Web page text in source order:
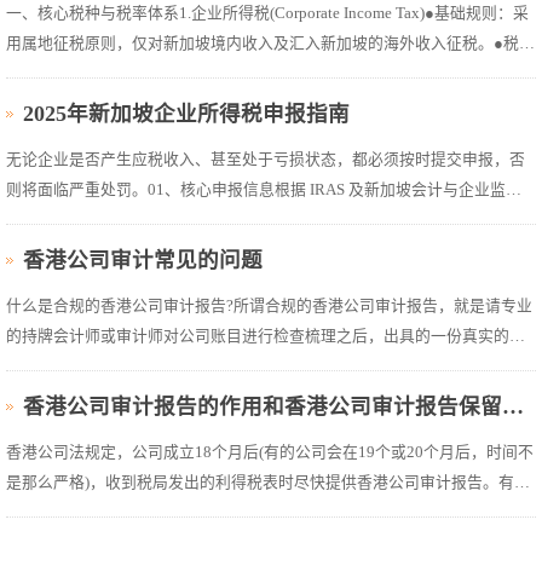
一、核心税种与税率体系1.企业所得税(Corporate Income Tax)●基础规则：采
用属地征税原则，仅对新加坡境内收入及汇入新加坡的海外收入征税。●税率
结构：▶标准税率 17%(全球最低之一);▶2025 年新政：全球年营收超 7.5 亿
欧元的跨国企业(MNEs)需遵守 15% 全球最低有效税率。●关键豁免：...
2025年新加坡企业所得税申报指南
无论企业是否产生应税收入、甚至处于亏损状态，都必须按时提交申报，否
则将面临严重处罚。01、核心申报信息根据 IRAS 及新加坡会计与企业监管
局(ACRA)规定，以下实体须履行申报义务：2024年12月31日前在新加坡注册
的本地公司;2024年1月1日至12月31日期间在 ACRA 注册的外国公司(如新加
香港公司审计常见的问题
什么是合规的香港公司审计报告?所谓合规的香港公司审计报告，就是请专业
的持牌会计师或审计师对公司账目进行检查梳理之后，出具的一份真实的审
计报告，审计师的意见最好是无保留意见，这也能确保它们真实、准确并且
符合香港的会计规定。这份报告需要如实展示公司的财务状况，主要目的是
香港公司审计报告的作用和香港公司审计报告保留和不保留意见详解
香港公司法规定，公司成立18个月后(有的公司会在19个或20个月后，时间不
是那么严格)，收到税局发出的利得税表时尽快提供香港公司审计报告。有银
行流水即是有营业的公司，就必须做账审计。香港公司审计报告的作用一